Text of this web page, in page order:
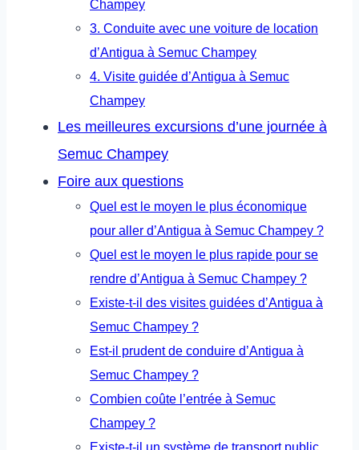
Champey
3. Conduite avec une voiture de location
d’Antigua à Semuc Champey
4. Visite guidée d’Antigua à Semuc
Champey
Les meilleures excursions d’une journée à
Semuc Champey
Foire aux questions
Quel est le moyen le plus économique
pour aller d’Antigua à Semuc Champey ?
Quel est le moyen le plus rapide pour se
rendre d’Antigua à Semuc Champey ?
Existe-t-il des visites guidées d’Antigua à
Semuc Champey ?
Est-il prudent de conduire d’Antigua à
Semuc Champey ?
Combien coûte l’entrée à Semuc
Champey ?
Existe-t-il un système de transport public